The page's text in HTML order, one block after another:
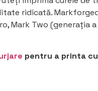
ridicată.
Mark Two (generația
pentru a printa